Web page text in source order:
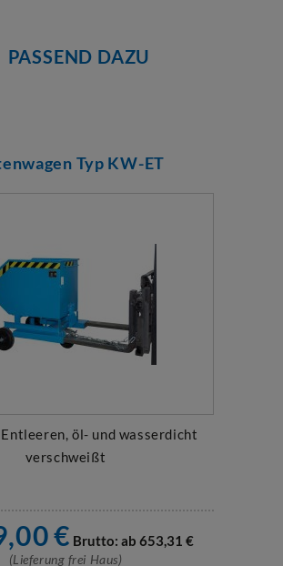
PASSEND DAZU
Typ KW-ET
öl- und wasserdicht
verschweißt
€ Brutto: ab 653,31 €
(Lieferung frei Haus)